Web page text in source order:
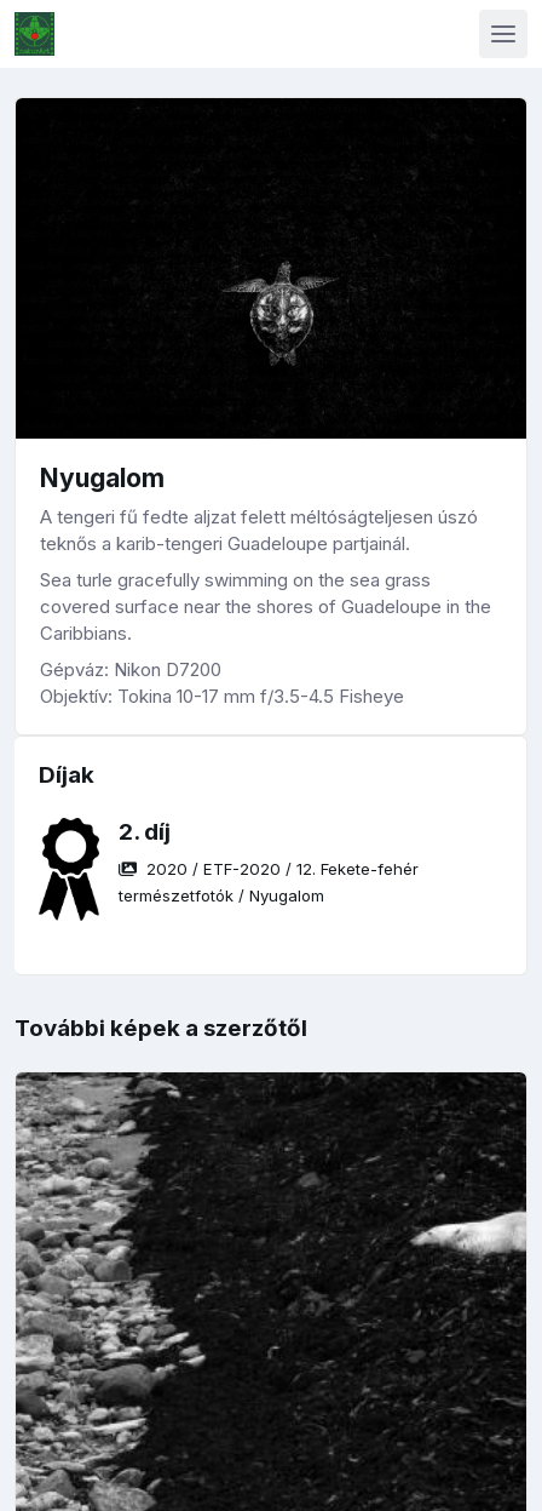
Nyugalom
A tengeri fű fedte aljzat felett méltóságteljesen úszó
teknős a karib-tengeri Guadeloupe partjainál.
Sea turle gracefully swimming on the sea grass
covered surface near the shores of Guadeloupe in the
Caribbians.
Gépváz: Nikon D7200
Objektív: Tokina 10-17 mm f/3.5-4.5 Fisheye
Díjak
2. díj
2020 /ETF-2020 /12. Fekete-fehér
természetfotók /Nyugalom
További képek a szerzőtől